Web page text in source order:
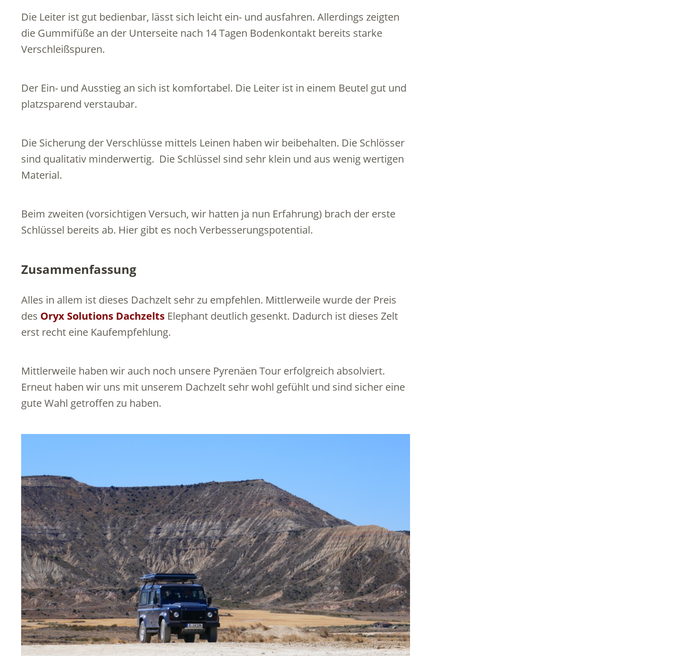
Die Leiter ist gut bedienbar, lässt sich leicht ein- und ausfahren. Allerdings zeigten
die Gummifüße an der Unterseite nach 14 Tagen Bodenkontakt bereits starke
Verschleißspuren.
Der Ein- und Ausstieg an sich ist komfortabel. Die Leiter ist in einem Beutel gut und
platzsparend verstaubar.
Die Sicherung der Verschlüsse mittels Leinen haben wir beibehalten. Die Schlösser
sind qualitativ minderwertig. Die Schlüssel sind sehr klein und aus wenig wertigen
Material.
Beim zweiten (vorsichtigen Versuch, wir hatten ja nun Erfahrung) brach der erste
Schlüssel bereits ab. Hier gibt es noch Verbesserungspotential.
Zusammenfassung
Alles in allem ist dieses Dachzelt sehr zu empfehlen. Mittlerweile wurde der Preis
des Oryx Solutions Dachzelts Elephant deutlich gesenkt. Dadurch ist dieses Zelt
erst recht eine Kaufempfehlung.
Mittlerweile haben wir auch noch unsere Pyrenäen Tour erfolgreich absolviert.
Erneut haben wir uns mit unserem Dachzelt sehr wohl gefühlt und sind sicher eine
gute Wahl getroffen zu haben.